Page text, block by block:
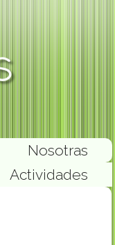
Nosotras
Actividades